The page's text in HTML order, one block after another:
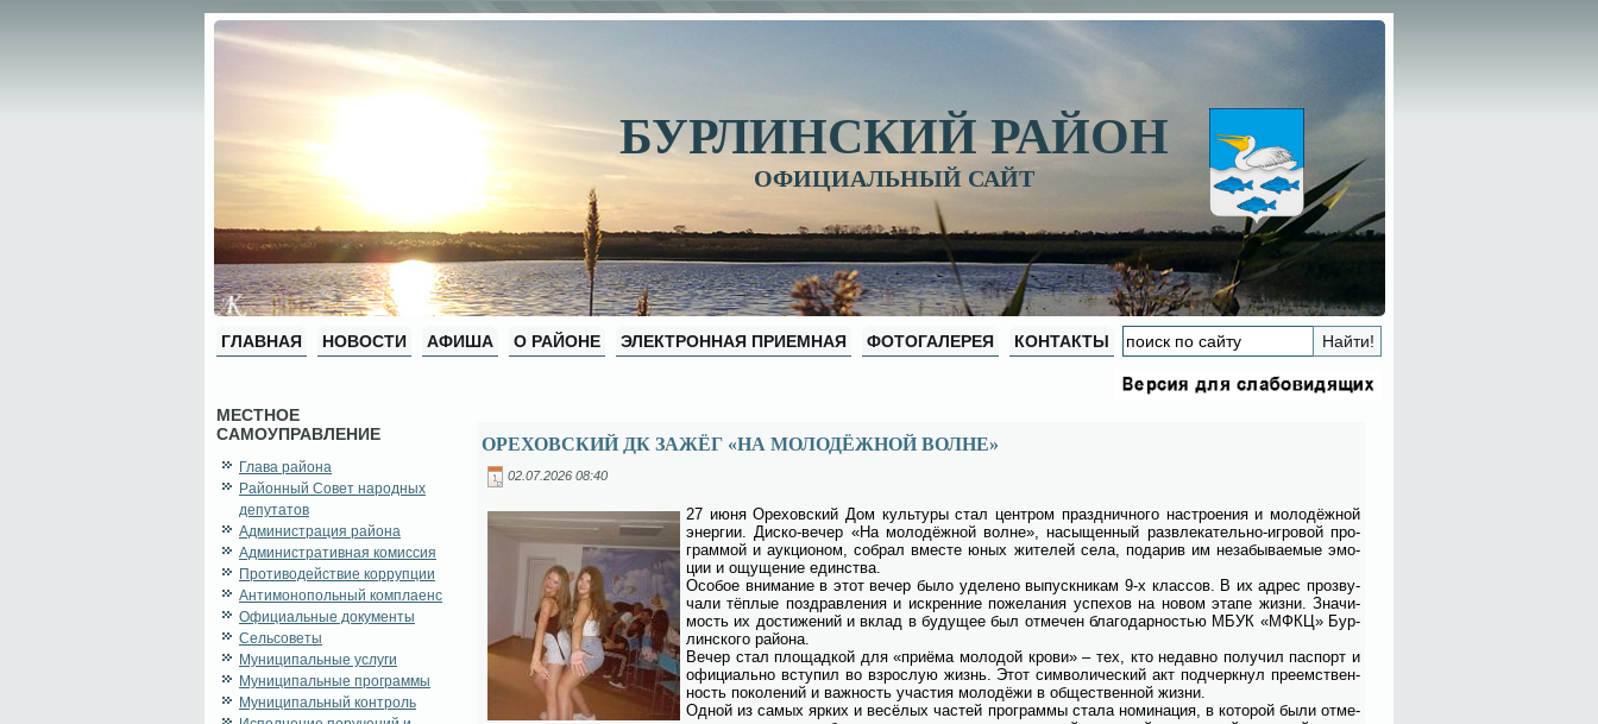
БУРЛИНСКИЙ РАЙОН
ОФИЦИАЛЬНЫЙ САЙТ
ГЛАВНАЯ НОВОСТИ АФИША О РАЙОНЕ ЭЛЕКТРОННАЯ ПРИЕМНАЯ ФОТОГАЛЕРЕЯ КОНТАКТЫ
МЕСТНОЕ
САМОУПРАВЛЕНИЕ
Глава района
Районный Совет народных
депутатов
Администрация района
Административная комиссия
Противодействие коррупции
Антимонопольный комплаенс
Официальные документы
Сельсоветы
Муниципальные услуги
Муниципальные программы
Муниципальный контроль
ОРЕХОВСКИЙ ДК ЗАЖЁГ «НА МОЛОДЁЖНОЙ ВОЛНЕ»
02.07.2026 08:40
27 июня Оре­хов­ский Дом куль­ту­ры стал цен­тром празд­нич­но­го на­стро­е­ния и мо­ло­дёж­ной
энер­гии. Дис­ко-ве­чер «На мо­ло­дёж­ной волне», на­сы­щен­ный раз­вле­ка­тель­но-иг­ро­вой про­
грам­мой и аук­ци­о­ном, со­брал вме­сте юных жи­те­лей се­ла, по­да­рив им не­за­бы­ва­е­мые эмо­
ции и ощу­ще­ние един­ства.
Осо­бое вни­ма­ние в этот ве­чер бы­ло уде­ле­но вы­пуск­ни­кам 9-х клас­сов. В их адрес про­зву­
ча­ли тёп­лые по­здрав­ле­ния и ис­крен­ние по­же­ла­ния успе­хов на но­вом эта­пе жиз­ни. Зна­чи­
мость их до­сти­же­ний и вклад в бу­ду­щее был от­ме­чен бла­го­дар­но­стью МБУК «МФКЦ» Бур­
лин­ско­го рай­о­на.
Ве­чер стал пло­щад­кой для «при­ё­ма мо­ло­дой кро­ви» – тех, кто не­дав­но по­лу­чил пас­порт и
офи­ци­аль­но всту­пил во взрос­лую жизнь. Этот сим­во­ли­че­ский акт под­черк­нул пре­ем­ствен­
ность по­ко­ле­ний и важ­ность уча­стия мо­ло­дё­жи в об­ще­ствен­ной жиз­ни.
Од­ной из са­мых яр­ких и ве­сё­лых ча­стей про­грам­мы ста­ла но­ми­на­ция, в ко­то­рой бы­ли от­ме­